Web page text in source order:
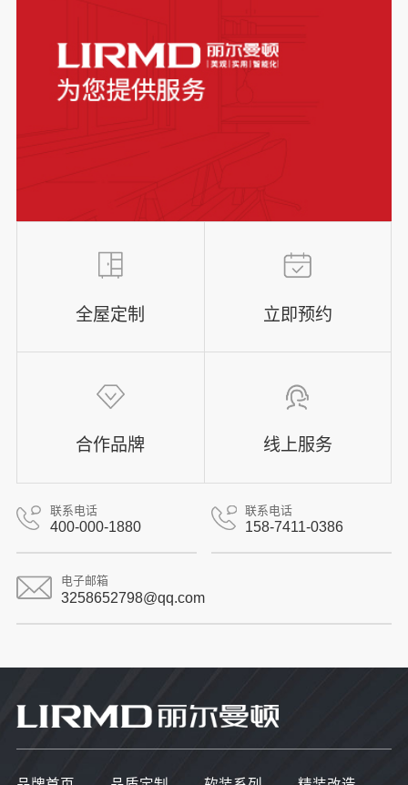
全屋定制 立即预约
合作品牌 线上服务
联系电话
400-000-1880
联系电话
158-7411-0386
电子邮箱
3258652798@qq.com